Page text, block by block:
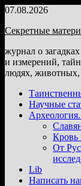
Перейти
содержимому
07.08.2026
Секретные
журнал о
и измерений,
людях, животных,
Научные
Кровь
От
Lib
Написать